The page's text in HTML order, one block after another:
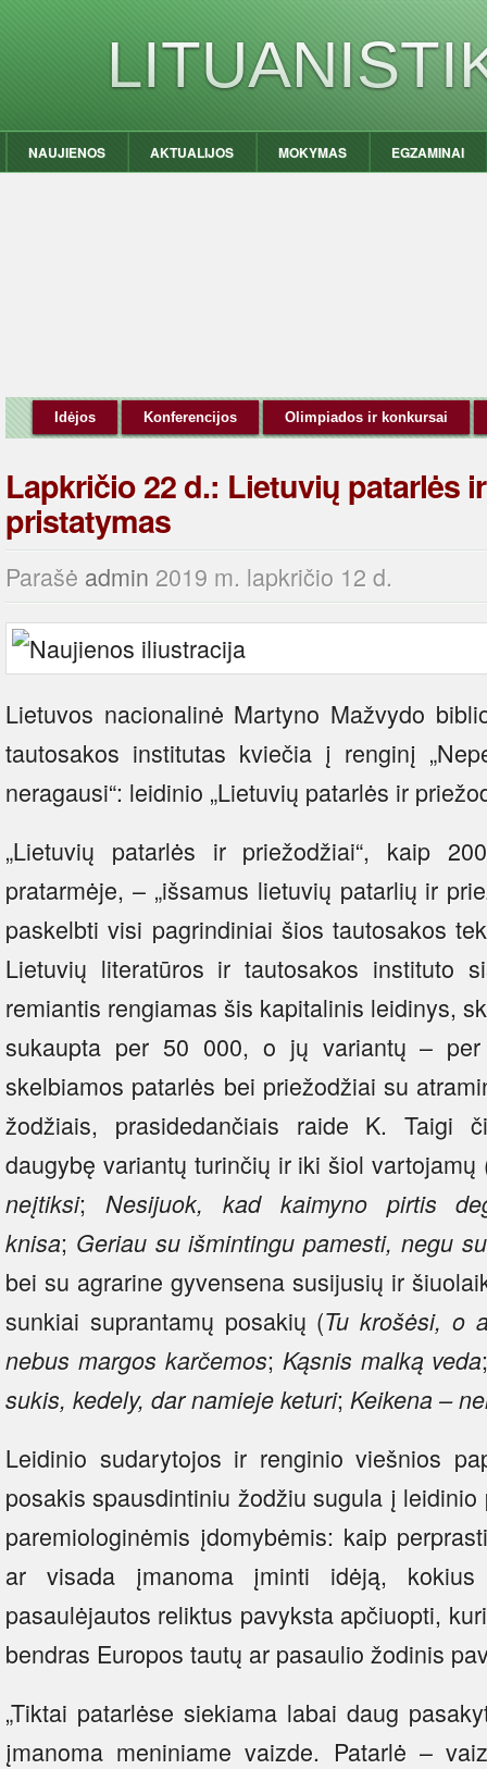
NAUJIENOS AKTUALIJOS MOKYMAS EGZAMINAI
Idėjos Konferencijos Olimpiados ir konkursai
Lapkričio 22 d.: Lietuvių patarlės
pristatymas
Parašė admin 2019 m. lapkričio 12 d.
Lietuvos nacionalinė Martyno Mažvydo
tautosakos institutas kviečia į renginį
neragausi“: leidinio „Lietuvių patarlės ir
„Lietuvių patarlės ir priežodžiai“, kaip
pratarmėje, – „išsamus lietuvių patarlių ir
paskelbti visi pagrindiniai šios tautosakos
Lietuvių literatūros ir tautosakos instituto
remiantis rengiamas šis kapitalinis leidinys,
sukaupta per 50 000, o jų variantų – per
skelbiamos patarlės bei priežodžiai su
žodžiais, prasidedančiais raide K. Taigi
daugybę variantų turinčių ir iki šiol vartojamų
neįtiksi; Nesijuok, kad kaimyno pirtis
knisa; Geriau su išmintingu pamesti, negu
bei su agrarine gyvensena susijusių ir
sunkiai suprantamų posakių (Tu krošėsi, o
nebus margos karčemos; Kąsnis malką veda
sukis, kedely, dar namieje keturi; Keikena –
Leidinio sudarytojos ir renginio viešnios
posakis spausdintiniu žodžiu sugula į
paremiologinėmis įdomybėmis: kaip
ar visada įmanoma įminti idėją, kokius
pasaulėjautos reliktus pavyksta apčiuopti,
bendras Europos tautų ar pasaulio žodinis
„Tiktai patarlėse siekiama labai daug
įmanoma meniniame vaizde. Patarlė –